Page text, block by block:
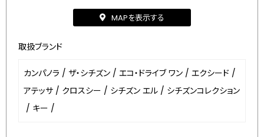
MAPを表示する
取扱ブランド
カンパノラ / ザ・シチズン / エコ・ドライブ ワン / エクシード /
アテッサ / クロスシー / シチズン エル / シチズンコレクション
/ キー /